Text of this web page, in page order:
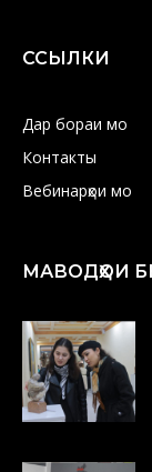
ССЫЛКИ
Дар бораи мо
Контакты
Вебинарҳои мо
МАВОДҲОИ